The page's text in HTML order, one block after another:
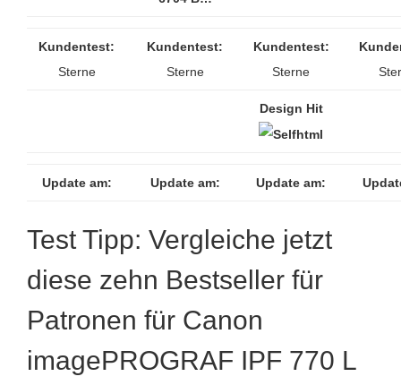
Kundentest:
Sterne
Kundentest:
Sterne
Kundentest:
Sterne
Design Hit
Update am: Update am: Update am:
Test Tipp: Vergleiche jetzt
diese zehn Bestseller für
Patronen für Canon
imagePROGRAF IPF 770 L